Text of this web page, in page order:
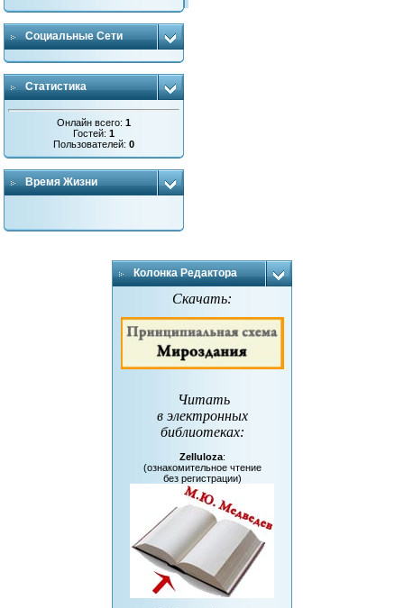
Социальные Сети
Статистика
Онлайн всего:1
Гостей:1
Пользователей:0
Время Жизни
Колонка Редактора
Скачать:
Читать
в электронных
библиотеках:
Zelluloza:
(ознакомительное чтение
без регистрации)